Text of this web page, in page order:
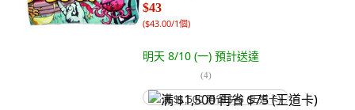
$43
($43.00/1個)
明天 8/10 (一) 預計送達
(4)
满 $1,500 再省 $75 (王道卡)